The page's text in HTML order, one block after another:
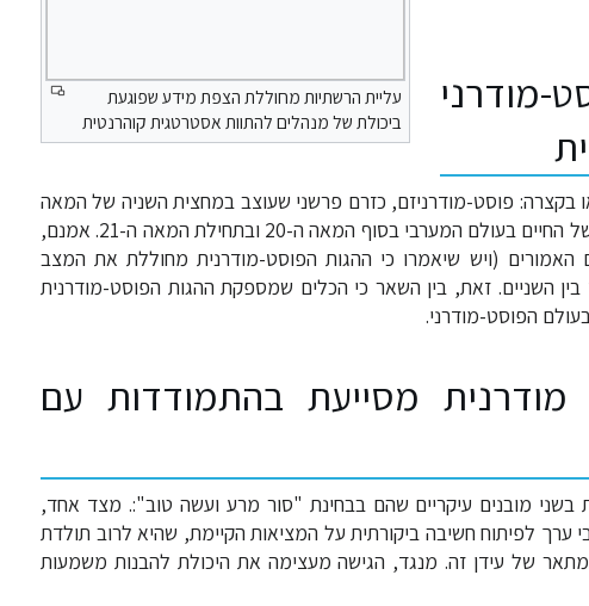
עליית הרשתיות מחוללת הצפת מידע שפוגעת
ביכולת של מנהלים להתוות אסטרטגית קוהרנטית
בקצרה: פוסט-מודרניזם, כזרם פרשני שעוצב במחצית השניה של המאה
כתיאור של החיים בעולם המערבי בסוף המאה ה-20 ובתחילת המאה ה-21. אמנם,
האמורים (ויש שיאמרו כי ההגות הפוסט-מודרנית מחוללת את המצב
בין השניים. זאת, בין השאר כי הכלים שמספקת ההגות הפוסט-מודרנית
הפוסט-מודרני.
מסייעת בהתמודדות עם
בשני מובנים עיקריים שהם בבחינת "סור מרע ועשה טוב":. מצד אחד,
ערך לפיתוח חשיבה ביקורתית על המציאות הקיימת, שהיא לרוב תולדת
של עידן זה. מנגד, הגישה מעצימה את היכולת להבנות משמעות